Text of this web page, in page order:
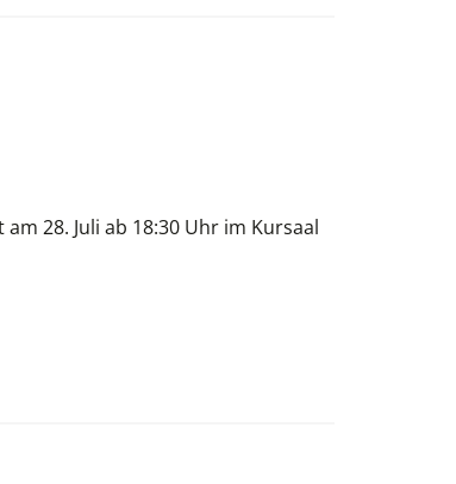
28. Juli ab 18:30 Uhr im Kursaal